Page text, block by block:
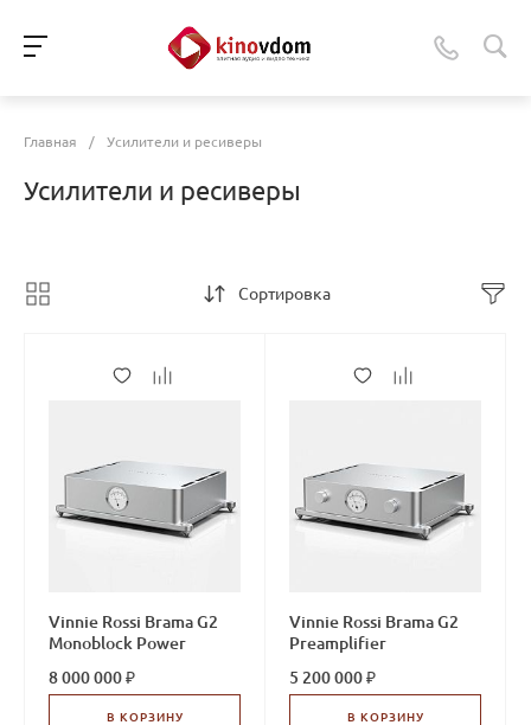
Главная / Усилители и ресиверы
Усилители и ресиверы
Сортировка
Vinnie Rossi Brama G2
Monoblock Power
8 000 000 ₽
В КОРЗИНУ
Vinnie Rossi Brama G2
Preamplifier
5 200 000 ₽
В КОРЗИНУ